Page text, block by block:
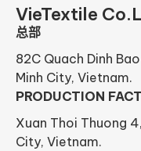
VieTextile
总部
82C Quach Dinh
Minh City, Vietnam.
PRODUCTION
Xuan Thoi Thuong
City, Vietnam.